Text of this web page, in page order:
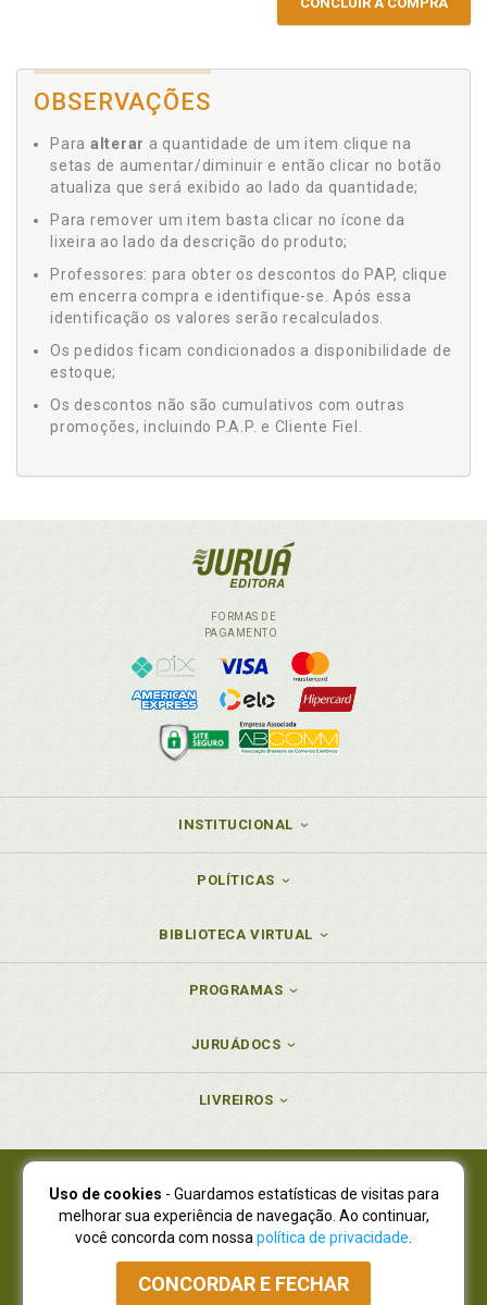
OBSERVAÇÕES
Para alterar a quantidade de um item clique na
setas de aumentar/diminuir e então clicar no botão
atualiza que será exibido ao lado da quantidade;
Para remover um item basta clicar no ícone da
lixeira ao lado da descrição do produto;
Professores: para obter os descontos do PAP, clique
em encerra compra e identifique-se. Após essa
identificação os valores serão recalculados.
Os pedidos ficam condicionados a disponibilidade de
estoque;
Os descontos não são cumulativos com outras
promoções, incluindo P.A.P. e Cliente Fiel.
FORMAS DE
PAGAMENTO
INSTITUCIONAL
POLÍTICAS
BIBLIOTECA VIRTUAL
PROGRAMAS
JURUÁDOCS
LIVREIROS
Juruá Editora Ltda., CNPJ 77.535.508/0001-19
Juruá Informática Ltda., CNPJ 01.701.561/0001-80
NOVO ENDEREÇO:R. Flávio Dallegrave, 7665, São Lourenço |
Curitiba - Paraná - CEP 82210-310
Atendimento: (41) 4009-3900|Vendas Atacado: (41) 4009-3939
Uso de cookies - Guardamos estatísticas de visitas para
melhorar sua experiência de navegação. Ao continuar,
você concorda com nossa política de privacidade
CONCORDAR E FECHAR